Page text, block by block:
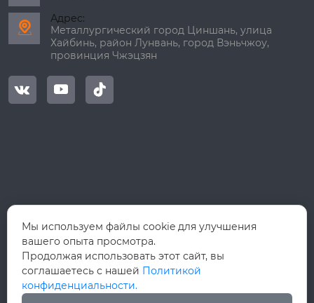

Адрес:
Металлургический город Циншань, улица
Хайбинь, район Лунвань, город Вэньчжоу,
провинция Чжэцзян
  
Мы используем файлы cookie для улучшения
вашего опыта просмотра.
Продолжая использовать этот сайт, вы
соглашаетесь с нашей Политикой
конфиденциальности.